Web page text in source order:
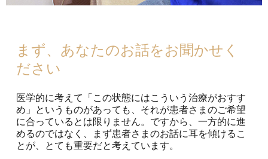
まず、あなたのお話をお聞かせく
ださい
医学的に考えて「この状態にはこういう治療がおすす
め」というものがあっても、それが患者さまのご希望
に合っているとは限りません。ですから、一方的に進
めるのではなく、まず患者さまのお話に耳を傾けるこ
とが、とても重要だと考えています。